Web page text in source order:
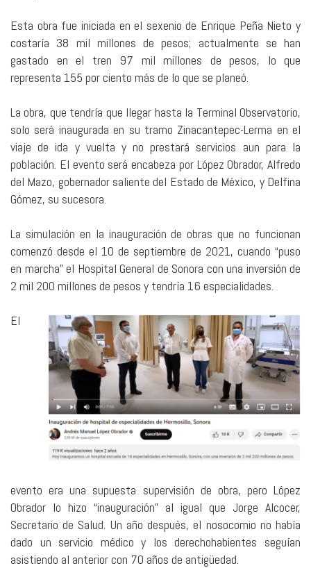
Esta obra fue iniciada en el sexenio de Enrique Peña Nieto y
costaría 38 mil millones de pesos; actualmente se han
gastado en el tren 97 mil millones de pesos, lo que
representa 155 por ciento más de lo que se planeó.
La obra, que tendría que llegar hasta la Terminal Observatorio,
solo será inaugurada en su tramo Zinacantepec-Lerma en el
viaje de ida y vuelta y no prestará servicios aun para la
población. El evento será encabeza por López Obrador, Alfredo
del Mazo, gobernador saliente del Estado de México, y Delfina
Gómez, su sucesora.
La simulación en la inauguración de obras que no funcionan
comenzó desde el 10 de septiembre de 2021, cuando “puso
en marcha” el Hospital General de Sonora con una inversión de
2 mil 200 millones de pesos y tendría 16 especialidades.
El
evento era una supuesta supervisión de obra, pero López
Obrador lo hizo “inauguración” al igual que Jorge Alcocer,
Secretario de Salud. Un año después, el nosocomio no había
dado un servicio médico y los derechohabientes seguían
asistiendo al anterior con 70 años de antigüedad.